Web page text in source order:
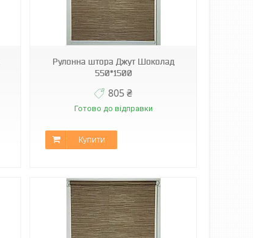
Рулонна штора Джут Шоколад
550*1500
805 ₴
Готово до відправки
Купити